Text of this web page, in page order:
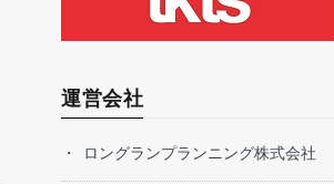
運営会社
ロングランプランニング株式会社